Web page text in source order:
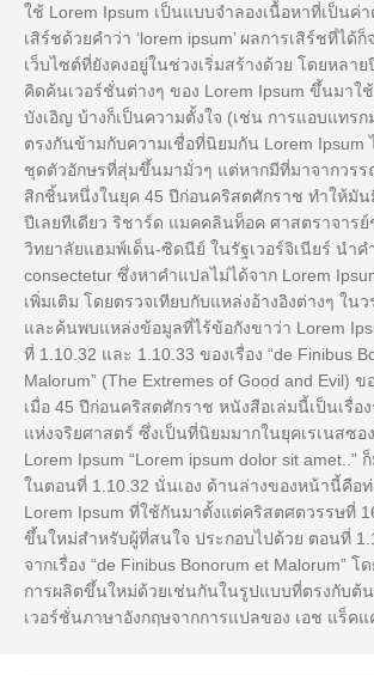
ใช้ Lorem Ipsum เป็นแบบจำลองเนื้อหาที่เป็นค่
เสิร์ชด้วยคำว่า ‘lorem ipsum’ ผลการเสิร์ชที่ได้
เว็บไซต์ที่ยังคงอยู่ในช่วงเริ่มสร้างด้วย โดยหลา
คิดค้นเวอร์ชั่นต่างๆ ของ Lorem Ipsum ขึ้นมาใ
บังเอิญ บ้างก็เป็นความตั้งใจ (เช่น การแอบแทรก
ตรงกันข้ามกับความเชื่อที่นิยมกัน Lorem Ipsum
ชุดตัวอักษรที่สุ่มขึ้นมามั่วๆ แต่หากมีที่มาจากวร
สิกชิ้นหนึ่งในยุค 45 ปีก่อนคริสตศักราช ทำให้มัน
ปีเลยทีเดียว ริชาร์ด แมคคลินท็อค ศาสตราจาร
วิทยาลัยแฮมพ์เด็น-ซิดนีย์ ในรัฐเวอร์จิเนียร์ นำ
consectetur ซึ่งหาคำแปลไม่ได้จาก Lorem
เพิ่มเติม โดยตรวจเทียบกับแหล่งอ้างอิงต่างๆ ใ
และค้นพบแหล่งข้อมูลที่ไร้ข้อกังขาว่า Lorem
ที่ 1.10.32 และ 1.10.33 ของเรื่อง “de Finibus
Malorum” (The Extremes of Good and Evil) ข
เมื่อ 45 ปีก่อนคริสตศักราช หนังสือเล่มนี้เป็นเรื่อ
แห่งจริยศาสตร์ ซึ่งเป็นที่นิยมมากในยุคเรเนสซอ
Lorem Ipsum “Lorem ipsum dolor sit amet..”
ในตอนที่ 1.10.32 นั่นเอง ด้านล่างของหน้านี้คือ
Lorem Ipsum ที่ใช้กันมาตั้งแต่คริสตศตวรรษที่
ขึ้นใหม่สำหรับผู้ที่สนใจ ประกอบไปด้วย ตอนที่
จากเรื่อง “de Finibus Bonorum et Malorum” โ
การผลิตขึ้นใหม่ด้วยเช่นกันในรูปแบบที่ตรงกับต้
เวอร์ชั่นภาษาอังกฤษจากการแปลของ เอช แร็ค